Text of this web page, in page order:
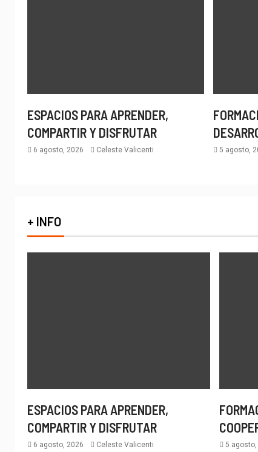
ESPACIOS PARA APRENDER,
COMPARTIR Y DISFRUTAR
6 agosto, 2026 Celeste Valicenti 5 agosto,
+ INFO
ESPACIOS PARA APRENDER,
COMPARTIR Y DISFRUTAR
6 agosto, 2026 Celeste Valicenti 5 agosto,